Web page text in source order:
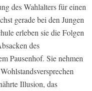
des Wahlalters für einen
gerade bei den Jungen
erleben sie die Folgen
des
Pausenhof. Sie nehmen
Illusion, das